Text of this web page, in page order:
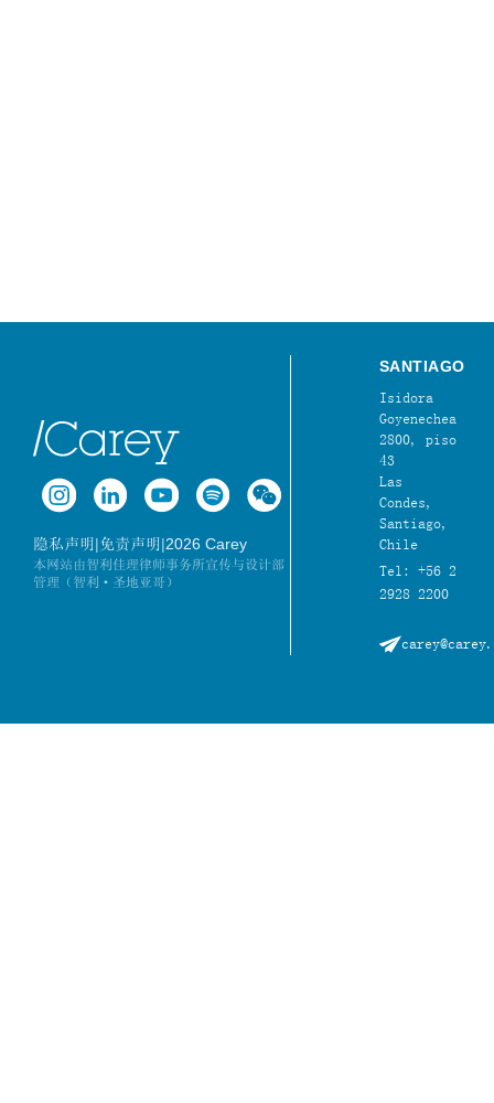
隐私声明|免责声明|2026 Carey
本网站由智利佳理律师事务所宣传与设计部
管理（智利·圣地亚哥）
SANTIAGO
Isidora
Goyenechea
2800, piso
43
Las
Condes,
Santiago,
Chile
Tel: +56 2
2928 2200